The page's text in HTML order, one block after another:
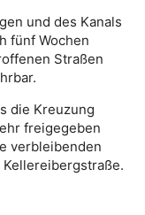
und des Kanals
fünf Wochen
Straßen
die Kreuzung
freigegeben
verbleibenden